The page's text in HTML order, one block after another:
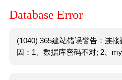
Database Error
(1040) 365建站错误警告：连
因：1、数据库密码不对; 2、